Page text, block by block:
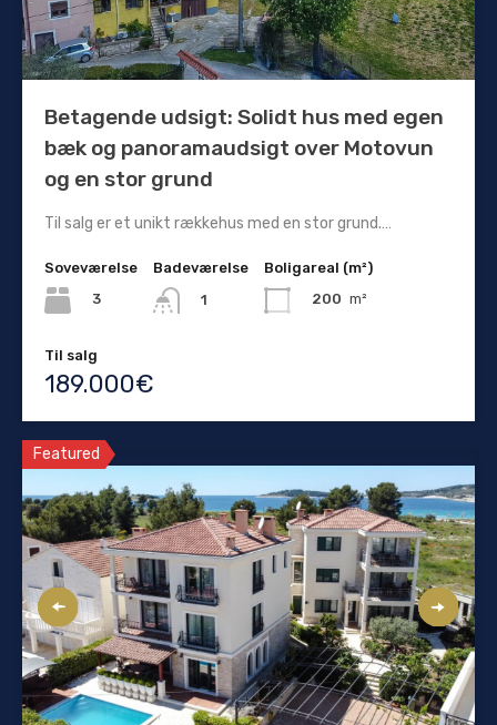
Betagende udsigt: Solidt hus med egen
bæk og panoramaudsigt over Motovun
og en stor grund
Til salg er et unikt rækkehus med en stor grund.…
Soveværelse
3
Badeværelse
1
Boligareal (m²)
200 m²
Til salg
189.000€
Featured